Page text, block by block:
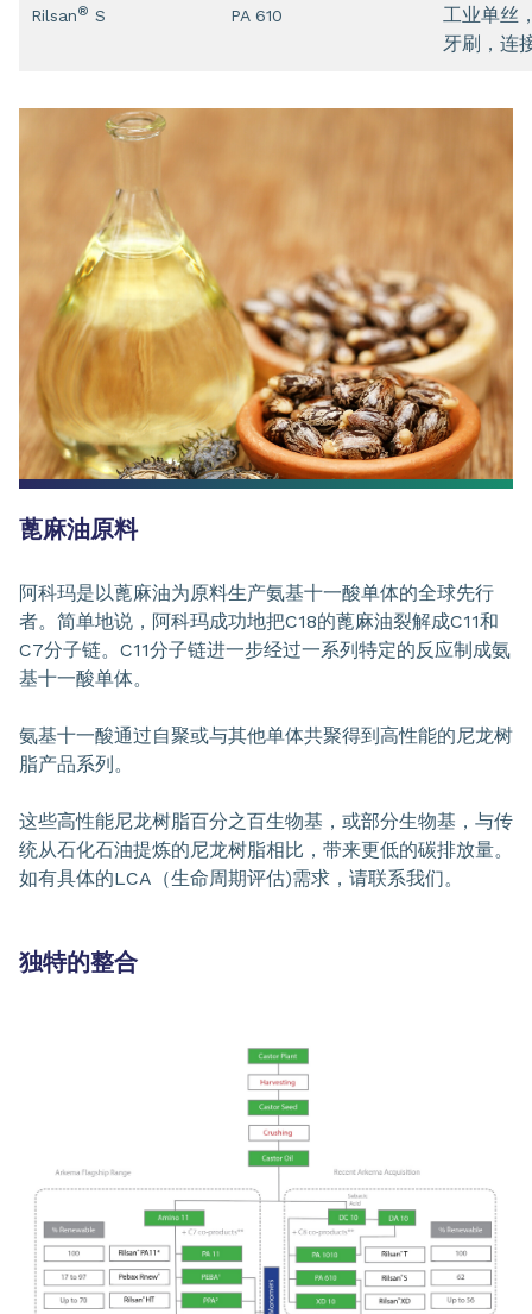
Rilsan® S PA 610
工业单丝
牙刷，连
蓖麻油原料
阿科玛是以蓖麻油为原料生产氨基十一酸单体的全球先行
者。简单地说，阿科玛成功地把C18的蓖麻油裂解成C11和
C7分子链。C11分子链进一步经过一系列特定的反应制成氨
基十一酸单体。
氨基十一酸通过自聚或与其他单体共聚得到高性能的尼龙树
脂产品系列。
这些高性能尼龙树脂百分之百生物基，或部分生物基，与传
统从石化石油提炼的尼龙树脂相比，带来更低的碳排放量。
如有具体的LCA（生命周期评估)需求，请联系我们。
独特的整合